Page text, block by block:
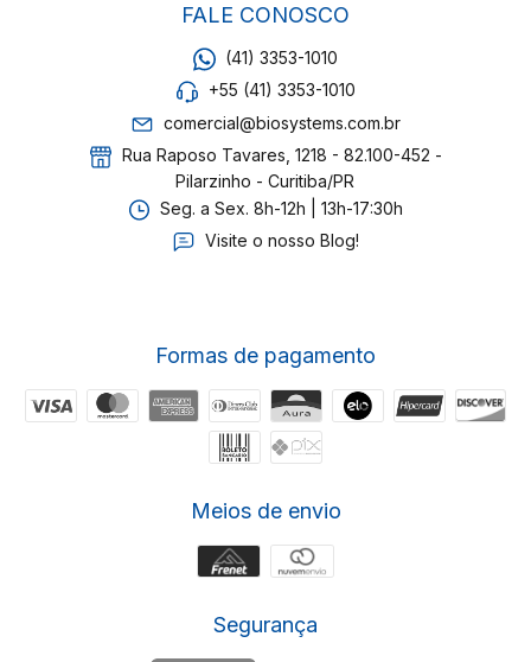
FALE CONOSCO
(41) 3353-1010
+55 (41) 3353-1010
comercial@biosystems.com.br
Rua Raposo Tavares, 1218 - 82.100-452 -
Pilarzinho - Curitiba/PR
Seg. a Sex. 8h-12h | 13h-17:30h
Visite o nosso Blog!
Formas de pagamento
Meios de envio
Segurança